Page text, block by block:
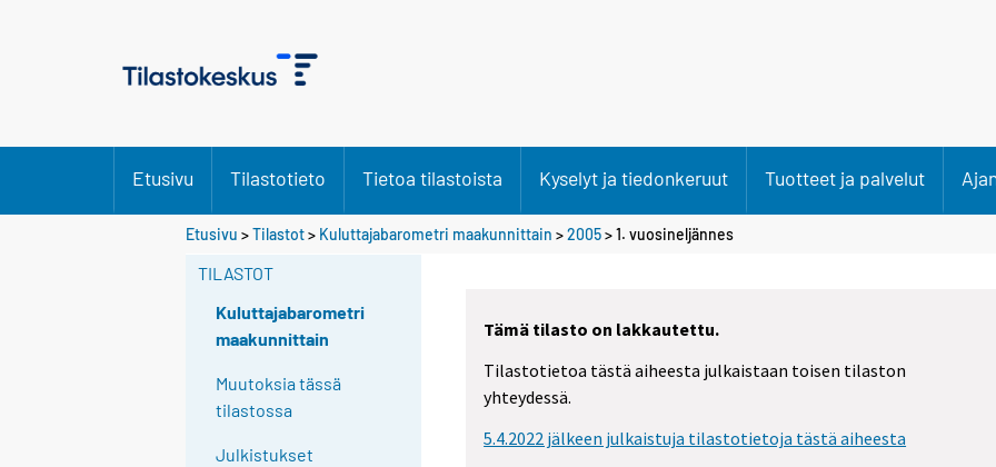
Etusivu Tilastotieto Tietoa tilastoista Kyselyt ja tiedonkeruut Tuotteet ja palvelut
Etusivu >Tilastot> Kuluttajabarometri maakunnittain >2005>1. vuosineljännes
TILASTOT
Kuluttajabarometri
maakunnittain
Muutoksia tässä
tilastossa
Julkistukset
Tämä tilasto on lakkautettu.
Tilastotietoa tästä aiheesta julkaistaan toisen tilaston
yhteydessä.
5.4.2022 jälkeen julkaistuja tilastotietoja tästä aiheesta